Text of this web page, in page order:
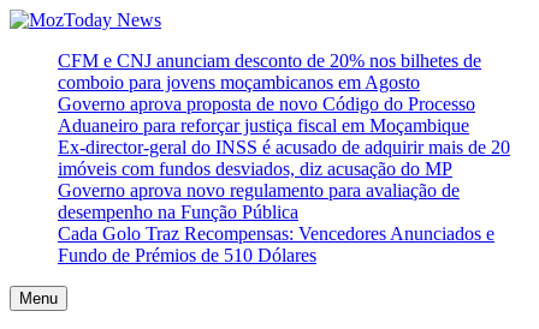
Skip
content
MozToday News
Onde a gente lê.
CFM e CNJ anunciam desconto de 20% nos bilhetes de
comboio para jovens moçambicanos em Agosto
Governo aprova proposta de novo Código do Processo
Aduaneiro para reforçar justiça fiscal em Moçambique
Ex-director-geral do INSS é acusado de adquirir mais de 20
imóveis com fundos desviados, diz acusação do MP
Governo aprova novo regulamento para avaliação de
desempenho na Função Pública
Cada Golo Traz Recompensas: Vencedores Anunciados e
Fundo de Prémios de 510 Dólares
Menu